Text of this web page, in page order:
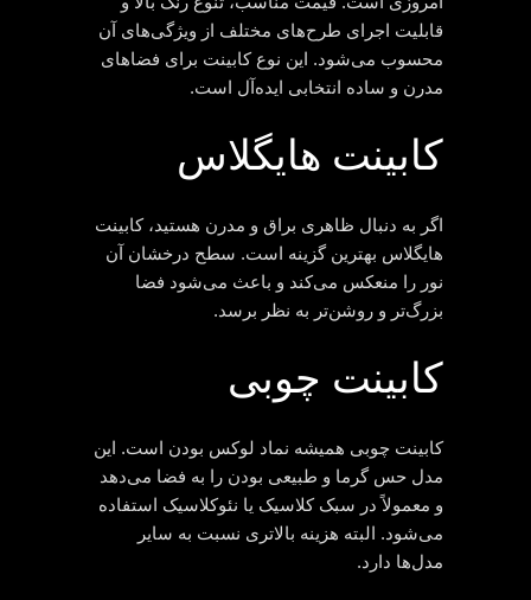
قابلیت اجرای طرح‌های مختلف از ویژگی‌های آن
محسوب می‌شود. این نوع کابینت برای فضاهای
مدرن و ساده انتخابی ایده‌آل است.
کابینت هایگلاس
اگر به دنبال ظاهری براق و مدرن هستید، کابینت
هایگلاس بهترین گزینه است. سطح درخشان آن
نور را منعکس می‌کند و باعث می‌شود فضا
بزرگ‌تر و روشن‌تر به نظر برسد.
کابینت چوبی
کابینت چوبی همیشه نماد لوکس بودن است. این
مدل حس گرما و طبیعی بودن را به فضا می‌دهد
و معمولاً در سبک کلاسیک یا نئوکلاسیک استفاده
می‌شود. البته هزینه بالاتری نسبت به سایر
مدل‌ها دارد.